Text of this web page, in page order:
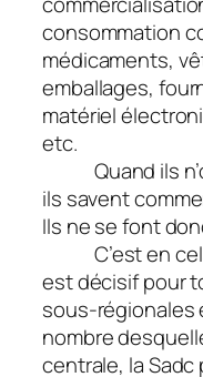
consommation
médicaments,
emballages,
matériel
etc.
Quand ils
ils savent
Ils ne se font
C’est en cela
est décisif pour
sous-régionales
nombre
centrale, la Sadc